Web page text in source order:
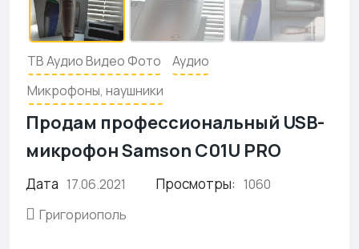
ТВ Аудио Видео Фото
Аудио
Микрофоны, наушники
Продам профессиональный USB-
микрофон Samson C01U PRO
Дата 17.06.2021 Просмотры: 1060
Григориополь